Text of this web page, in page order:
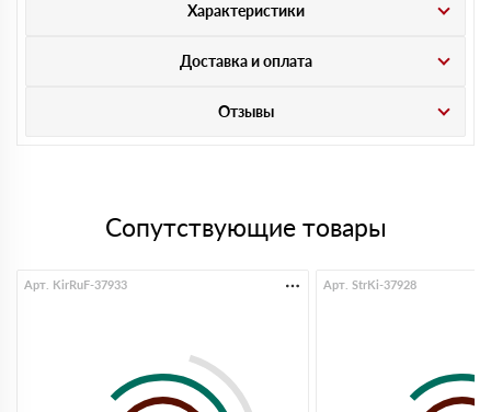
Характеристики
Доставка и оплата
Отзывы
Сопутствующие товары
Арт. KirRuF-37933 Арт. StrKi-37928